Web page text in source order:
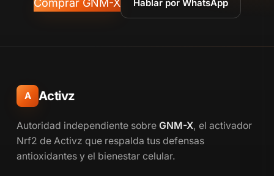
Comprar GNM-X Hablar por WhatsApp
A Activz
Autoridad independiente sobre GNM-X, el activador
Nrf2 de Activz que respalda tus defensas
antioxidantes y el bienestar celular.